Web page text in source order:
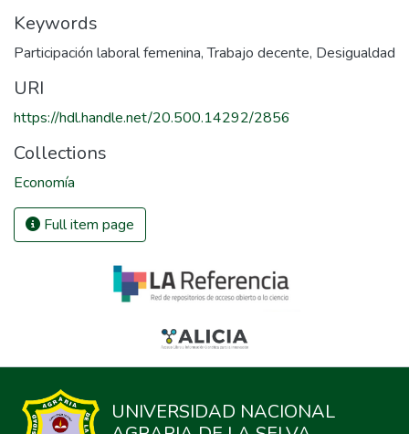
Keywords
Participación laboral femenina,Trabajo decente, Desigualdad
URI
https://hdl.handle.net/20.500.14292/2856
Collections
Economía
Full item page
UNIVERSIDAD NACIONAL